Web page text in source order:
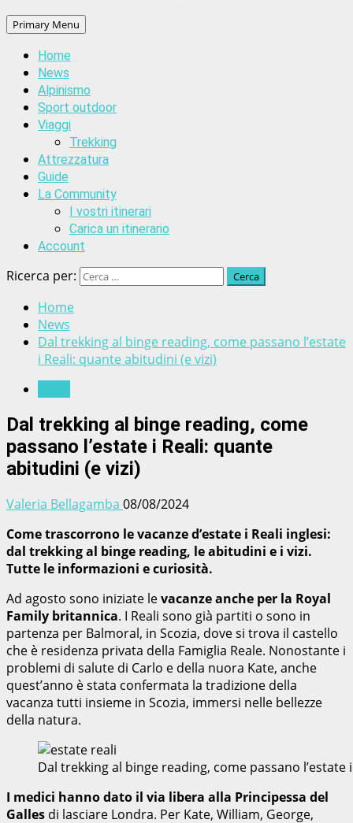
Primary Menu
Home
News
Alpinismo
Sport outdoor
Viaggi
Trekking
Attrezzatura
Guide
La Community
I vostri itinerari
Carica un itinerario
Account
Ricerca per:
Home
News
Dal trekking al binge reading, come passano l’estate
i Reali: quante abitudini (e vizi)
Dal trekking al binge reading, come
passano l’estate i Reali: quante
abitudini (e vizi)
Valeria Bellagamba 08/08/2024
Come trascorrono le vacanze d’estate i Reali inglesi:
dal trekking al binge reading, le abitudini e i vizi.
Tutte le informazioni e curiosità.
Ad agosto sono iniziate levacanze anche per la Royal
Family britannica. I Reali sono già partiti o sono in
partenza per Balmoral, in Scozia, dove si trova il castello
che è residenza privata della Famiglia Reale. Nonostante i
problemi di salute di Carlo e della nuora Kate, anche
quest’anno è stata confermata la tradizione della
vacanza tutti insieme in Scozia, immersi nelle bellezze
della natura.
Dal trekking al binge reading, come passano
I medici hanno dato il via libera alla Principessa del
Galles di lasciare Londra. Per Kate, William, George,